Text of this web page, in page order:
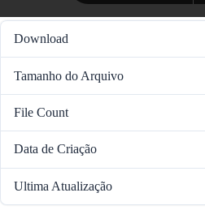
Download
Tamanho do Arquivo
File Count
Data de Criação
Ultima Atualização